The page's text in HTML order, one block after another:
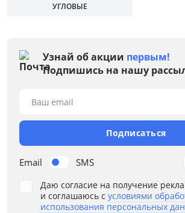
Глубина, см
Высота, см
УГЛОВЫЕ
Узнай об акции первым!
Подпишись на нашу
Email SMS
Ваш email
Подписаться
Даю согласие на получение
и соглашаюсь с условиями
использования персональных